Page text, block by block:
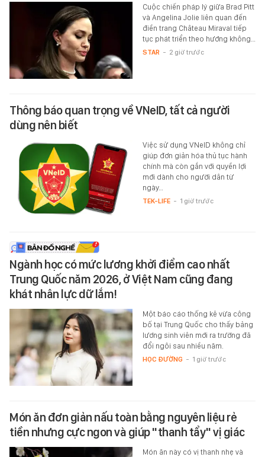
Cuộc chiến pháp lý giữa Brad Pitt
và Angelina Jolie liên quan đến
điền trang Château Miraval tiếp
tục phát triển theo hướng không…
STAR - 2 giờ trước
Thông báo quan trọng về VNeID, tất cả người
dùng nên biết
Việc sử dụng VNeID không chỉ
giúp đơn giản hóa thủ tục hành
chính mà còn gắn với quyền lợi
mới dành cho người dân từ
ngày…
TEK-LIFE - 1 giờ trước
Ngành học có mức lương khởi điểm cao nhất
Trung Quốc năm 2026, ở Việt Nam cũng đang
khát nhân lực dữ lắm!
Một báo cáo thống kê vừa công
bố tại Trung Quốc cho thấy bảng
lương sinh viên mới ra trường đã
đổi ngôi sau nhiều năm.
HỌC ĐƯỜNG - 1 giờ trước
Món ăn đơn giản nấu toàn bằng nguyên liệu rẻ
tiền nhưng cực ngon và giúp "thanh tẩy" vị giác
Món ăn này có vị thanh nhẹ và